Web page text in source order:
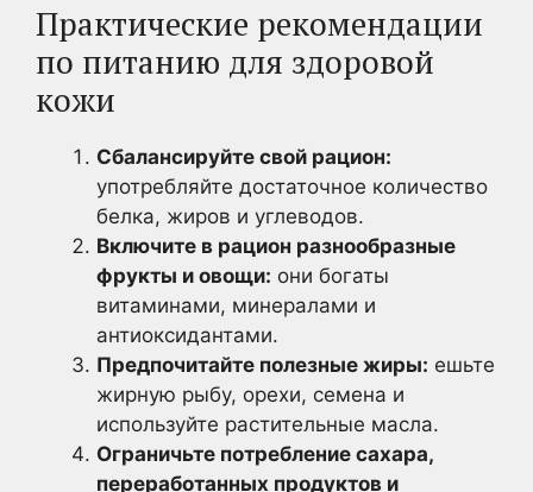
Практические рекомендации
по питанию для здоровой
кожи
Сбалансируйте свой рацион:
употребляйте достаточное количество
белка, жиров и углеводов.
Включите в рацион разнообразные
фрукты и овощи: они богаты
витаминами, минералами и
антиоксидантами.
Предпочитайте полезные жиры: ешьте
жирную рыбу, орехи, семена и
используйте растительные масла.
Ограничьте потребление сахара,
переработанных продуктов и